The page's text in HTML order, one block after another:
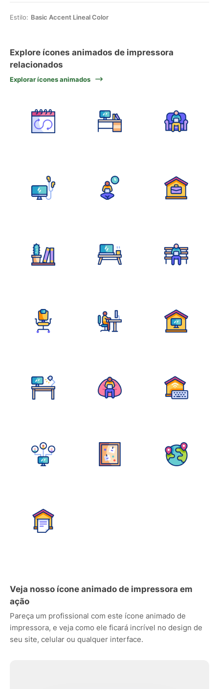
Estilo: Basic Accent Lineal Color
Explore ícones animados de impressora
relacionados
Explorar ícones animados
Veja nosso ícone animado de impressora em
ação
Pareça um profissional com este ícone animado de
impressora, e veja como ele ficará incrível no design de
seu site, celular ou qualquer interface.